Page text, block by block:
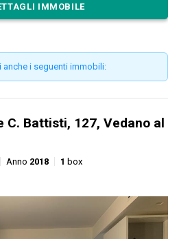
IMMOBILE
i seguenti immobili:
C. Battisti, 127, Vedano al
Anno 2018 1 box